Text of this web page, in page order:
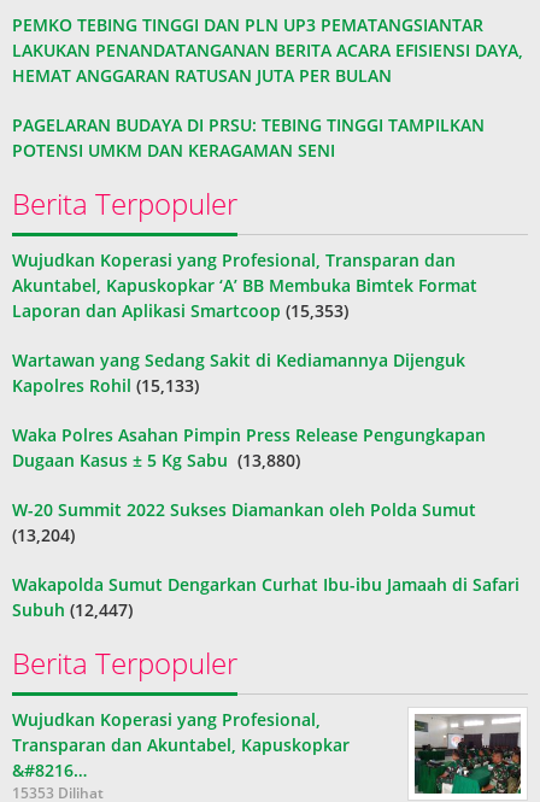
PEMKO TEBING TINGGI DAN PLN UP3 PEMATANGSIANTAR
LAKUKAN PENANDATANGANAN BERITA ACARA EFISIENSI DAYA,
HEMAT ANGGARAN RATUSAN JUTA PER BULAN
PAGELARAN BUDAYA DI PRSU: TEBING TINGGI TAMPILKAN
POTENSI UMKM DAN KERAGAMAN SENI
Berita Terpopuler
Wujudkan Koperasi yang Profesional, Transparan dan
Akuntabel, Kapuskopkar ‘A’ BB Membuka Bimtek Format
Laporan dan Aplikasi Smartcoop (15,353)
Wartawan yang Sedang Sakit di Kediamannya Dijenguk
Kapolres Rohil (15,133)
Waka Polres Asahan Pimpin Press Release Pengungkapan
Dugaan Kasus ± 5 Kg Sabu (13,880)
W-20 Summit 2022 Sukses Diamankan oleh Polda Sumut
(13,204)
Wakapolda Sumut Dengarkan Curhat Ibu-ibu Jamaah di Safari
Subuh (12,447)
Berita Terpopuler
Wujudkan Koperasi yang Profesional,
Transparan dan Akuntabel, Kapuskopkar
&#8216…
15353 Dilihat